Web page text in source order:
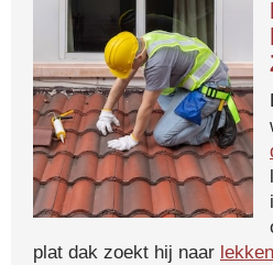
plat dak zoekt hij naar